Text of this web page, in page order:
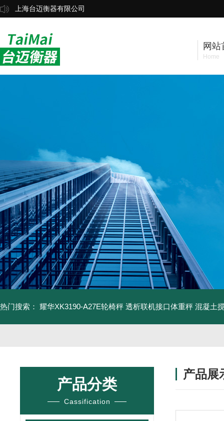
上海台迈衡器有限公司
网站
Home
热门搜索： 耀华XK3190-A27E轮椅秤 透析联机接口体重秤 混凝土
产品分类
Cassification
产品展